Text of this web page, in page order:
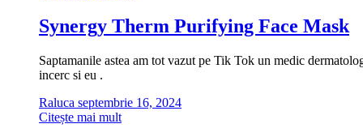
Synergy Therm Purifying Face Mask
Saptamanile astea am tot vazut pe Tik Tok un medic
incerc si eu .
Raluca septembrie 16, 2024
Citește mai mult